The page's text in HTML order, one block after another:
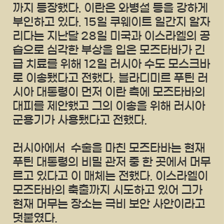
까지 등장했다. 이란은 와병설 등을 강하게
부인하고 있다. 15일 쿠웨이트 일간지 알자
리다는 지난달 28일 미국과 이스라엘의 공
습으로 심각한 부상을 입은 모즈타바가 긴
급 치료를 위해 12일 러시아 수도 모스크바
로 이송됐다고 전했다. 블라디미르 푸틴 러
시아 대통령이 먼저 이란 측에 모즈타바의
대피를 제안했고 그의 이송을 위해 러시아
군용기가 사용됐다고 전했다.
러시아에서  수술을 마친 모즈타바는 현재
푸틴 대통령의 비밀 관저 중 한 곳에서 머무
르고 있다고 이 매체는 전했다. 이스라엘이
모즈타바의 축출까지 시도하고 있어 그가
현재 머무는 장소는 극비 보안 사안이라고
덧붙였다.